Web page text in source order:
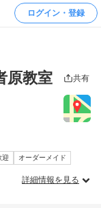
ログイン・登録
原教室 共有
迎 オーダーメイド
詳細情報を見る